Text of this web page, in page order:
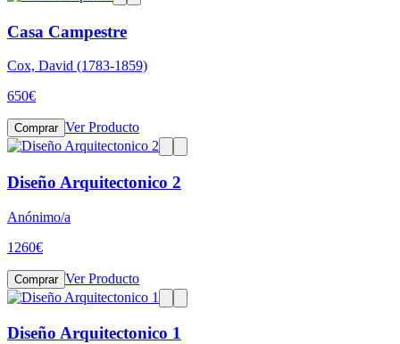
Casa Campestre
Cox, David (1783-1859)
650€
Comprar Ver Producto
Diseño Arquitectonico 2
Anónimo/a
1260€
Comprar Ver Producto
Diseño Arquitectonico 1